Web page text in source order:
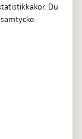
Du